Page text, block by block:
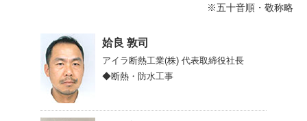
※五十音順・敬称略
姶良 敦司
アイラ断熱工業(株) 代表取締役社長
◆断熱・防水工事